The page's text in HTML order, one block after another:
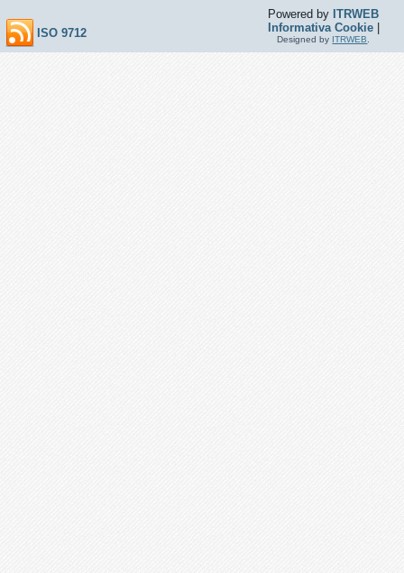
ISO 9712
Powered by ITRWEB
Informativa Cookie|
Designed by ITRWEB.